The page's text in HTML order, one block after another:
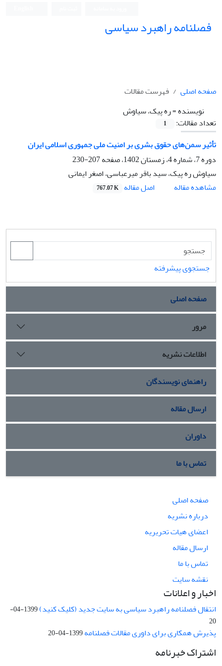
فصلنامه راهبرد سیاسی
صفحه اصلی
فهرست مقالات
نویسنده =ره پیک، سیاوش
تعداد مقالات:
1
تأثیر سمن‌های حقوق بشری بر امنیت ملی جمهوری اسلامی ایران
دوره 7، شماره 4، زمستان 1402، صفحه
207-230
سیاوش ره پیک، سید باقر میرعباسی، اصغر ایمانی
مشاهده مقاله
اصل مقاله 767.07 K
جستجوی پیشرفته
صفحه اصلی
مرور
اطلاعات نشریه
راهنمای نویسندگان
ارسال مقاله
داوران
تماس با ما
صفحه اصلی
درباره نشریه
اعضای هیات تحریریه
ارسال مقاله
تماس با ما
نقشه سایت
اخبار و اعلانات
انتقال فصلنامه راهبرد سیاسی به سایت جدید (کلیک کنید)
1399-04-
20
پذیرش همکاری برای داوری مقالات فصلنامه1399-04-20
اشتراک خبرنامه